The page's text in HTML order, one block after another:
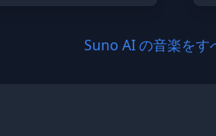
Suno AI の音楽をす